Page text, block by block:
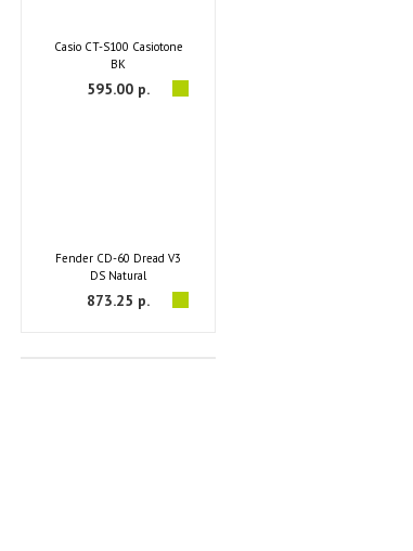
Casio CT-S100 Casiotone
BK
595.00 р.
Fender CD-60 Dread V3
DS Natural
873.25 р.